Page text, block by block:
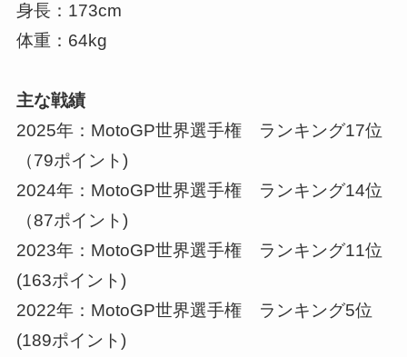
身長：173cm
体重：64kg
主な戦績
2025年：MotoGP世界選手権 ランキング17位
（79ポイント)
2024年：MotoGP世界選手権 ランキング14位
（87ポイント)
2023年：MotoGP世界選手権 ランキング11位
(163ポイント)
2022年：MotoGP世界選手権 ランキング5位
(189ポイント)